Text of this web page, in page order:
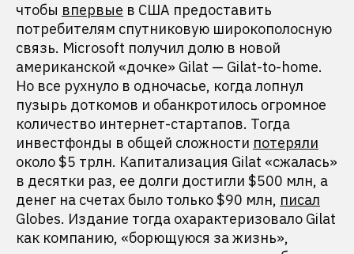
чтобы впервые в США предоставить
потребителям спутниковую широкополосную
связь. Microsoft получил долю в новой
американской «дочке» Gilat — Gilat-to-home.
Но все рухнуло в одночасье, когда лопнул
пузырь доткомов и обанкротилось огромное
количество интернет-стартапов. Тогда
инвестфонды в общей сложности потеряли
около $5 трлн. Капитализация Gilat «сжалась»
в десятки раз, ее долги достигли $500 млн, а
денег на счетах было только $90 млн, писал
Globes. Издание тогда охарактеризовало Gilat
как компанию, «борющуюся за жизнь»,